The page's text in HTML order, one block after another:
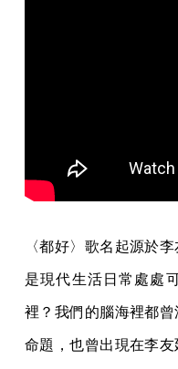
〈都好〉歌名起源於
是現代生活日常處處
裡？我們的腦海裡都
命題，也曾出現在李友